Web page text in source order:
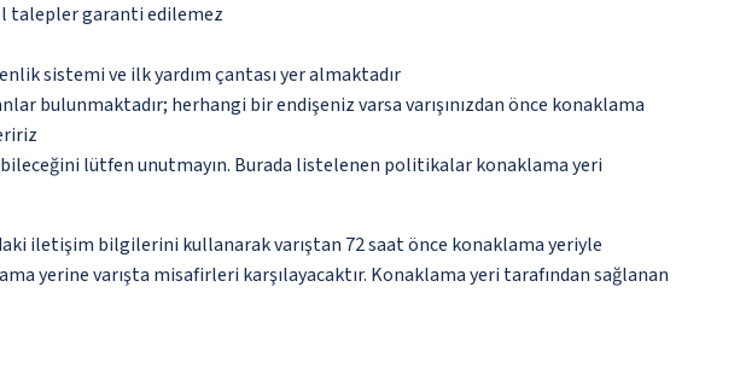
talepler garanti edilemez
sistemi ve ilk yardım çantası yer almaktadır
bulunmaktadır; herhangi bir endişeniz varsa varışınızdan önce konaklama
lütfen unutmayın. Burada listelenen politikalar konaklama yeri
iletişim bilgilerini kullanarak varıştan 72 saat önce konaklama yeriyle
yerine varışta misafirleri karşılayacaktır. Konaklama yeri tarafından sağlanan